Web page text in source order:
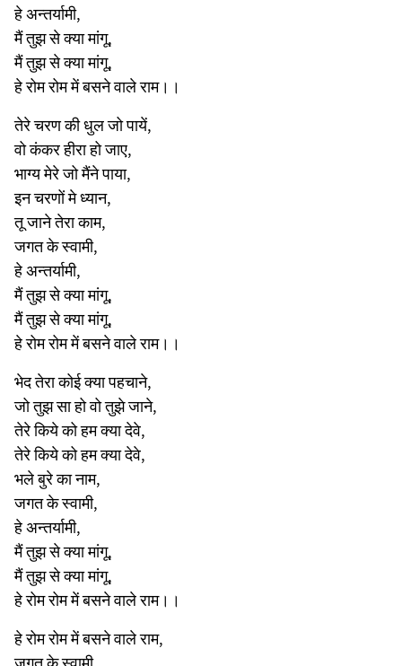
हे अन्तर्यामी,
मैं तुझ से क्या मांगू,
मैं तुझ से क्या मांगू,
हे रोम रोम में बसने वाले राम।।
तेरे चरण की धुल जो पायें,
वो कंकर हीरा हो जाए,
भाग्य मेरे जो मैंने पाया,
इन चरणों मे ध्यान,
तू जाने तेरा काम,
जगत के स्वामी,
हे अन्तर्यामी,
मैं तुझ से क्या मांगू,
मैं तुझ से क्या मांगू,
हे रोम रोम में बसने वाले राम।।
भेद तेरा कोई क्या पहचाने,
जो तुझ सा हो वो तुझे जाने,
तेरे किये को हम क्या देवे,
तेरे किये को हम क्या देवे,
भले बुरे का नाम,
जगत के स्वामी,
हे अन्तर्यामी,
मैं तुझ से क्या मांगू,
मैं तुझ से क्या मांगू,
हे रोम रोम में बसने वाले राम।।
हे रोम रोम में बसने वाले राम,